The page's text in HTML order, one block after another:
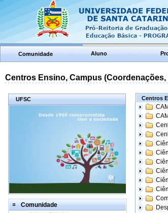
Comunidade Aluno
Centros Ensino, Campus
UFSC
Comunidade
Centros